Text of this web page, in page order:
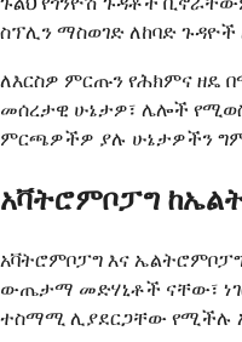
ስፕሊን ማስወገድ ለከባድ
ለእርስዎ ምርጡን የሕክምና ዘዴ
መሰረታዊ ሁኔታዎ፣ ሌሎች
ምርጫዎችዎ ያሉ ሁኔታዎችን
አቫትሮምቦፓግ
አቫትሮምቦፓግ እና
ውጤታማ መድሃኒቶች ናቸው፣
ተስማሚ ሊያደርጋቸው የሚችሉ